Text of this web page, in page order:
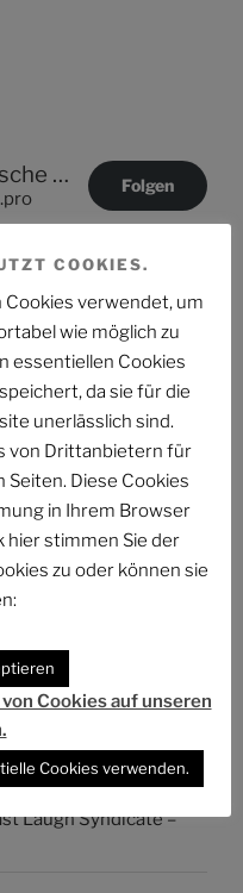
Das Phantastische Projekt - PHAN.PRO Folgen
noch? Ein Mann
im Zug der Causa
CLUB
IMPERATIV
geht rechtlich
Laugh Syndicate –
COOKIES.
verwendet, um
wie möglich zu
essentiellen Cookies
da sie für die
unerlässlich sind.
von Drittanbietern für
Diese Cookies
in Ihrem Browser
hier stimmen Sie der
zu oder können sie
Cookies auf unseren
Cookies verwenden.